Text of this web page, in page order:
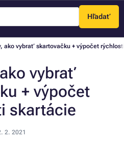
Hľadať
Menu
ako vybrať skartovačku + výpočet
vybrať
+ výpočet
skartácie
2. 2021